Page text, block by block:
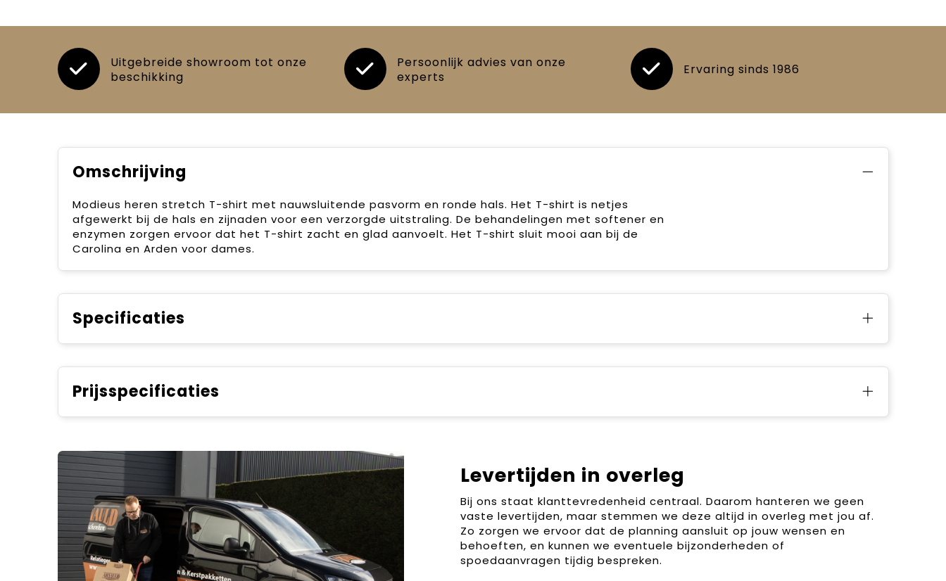
Uitgebreide showroom tot onze
beschikking
Persoonlijk advies van onze
experts
Ervaring sinds 1986
Omschrijving
Modieus heren stretch T-shirt met nauwsluitende pasvorm en ronde hals. Het T-shirt is netjes
afgewerkt bij de hals en zijnaden voor een verzorgde uitstraling. De behandelingen met softener en
enzymen zorgen ervoor dat het T-shirt zacht en glad aanvoelt. Het T-shirt sluit mooi aan bij de
Carolina en Arden voor dames.
Specificaties
Prijsspecificaties
Levertijden in overleg
Bij ons staat klanttevredenheid centraal. Daarom hanteren we geen
vaste levertijden, maar stemmen we deze altijd in overleg met jou af.
Zo zorgen we ervoor dat de planning aansluit op jouw wensen en
behoeften, en kunnen we eventuele bijzonderheden of
spoedaanvragen tijdig bespreken.